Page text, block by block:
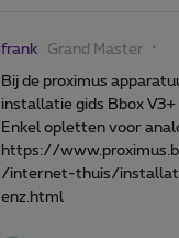
frank Grand Master
Bij de proximus
installatie gids Bbox V3+
Enkel opletten voor
https://
/internet-thuis/
enz.html